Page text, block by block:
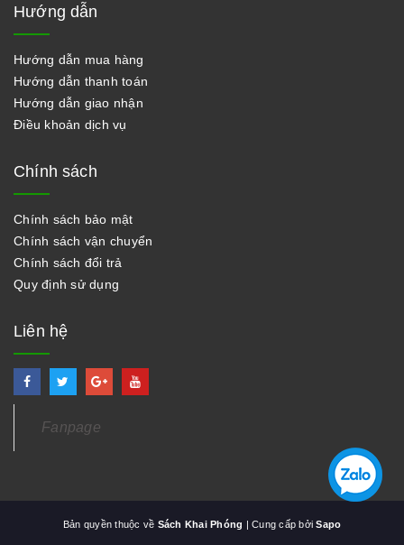
Hướng dẫn
Hướng dẫn mua hàng
Hướng dẫn thanh toán
Hướng dẫn giao nhận
Điều khoản dịch vụ
Chính sách
Chính sách bảo mật
Chính sách vận chuyển
Chính sách đổi trả
Quy định sử dụng
Liên hệ
Fanpage
Bản quyền thuộc về Sách Khai Phóng | Cung cấp bởiSapo